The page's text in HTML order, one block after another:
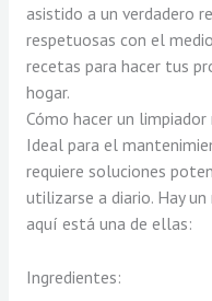
asistido a un verdadero
respetuosas con el
recetas para hacer tus
hogar.
Cómo hacer un
Ideal para el
requiere soluciones
utilizarse a diario. Hay
aquí está una de ellas:
Ingredientes: